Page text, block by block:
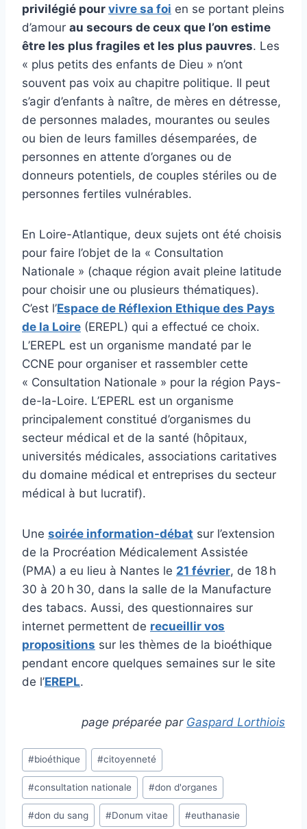
privilégié pour vivre sa foi en se portant pleins
d’amour au secours de ceux que l’on estime
être les plus fragiles et les plus pauvres. Les
« plus petits des enfants de Dieu » n’ont
souvent pas voix au chapitre politique. Il peut
s’agir d’enfants à naître, de mères en détresse,
de personnes malades, mourantes ou seules
ou bien de leurs familles désemparées, de
personnes en attente d’organes ou de
donneurs potentiels, de couples stériles ou de
personnes fertiles vulnérables.
En Loire-Atlantique, deux sujets ont été choisis
pour faire l’objet de la « Consultation
Nationale » (chaque région avait pleine latitude
pour choisir une ou plusieurs thématiques).
C’est l’Espace de Réflexion Ethique des Pays
de la Loire (EREPL) qui a effectué ce choix.
L’EREPL est un organisme mandaté par le
CCNE pour organiser et rassembler cette
« Consultation Nationale » pour la région Pays-
de-la-Loire. L’EPERL est un organisme
principalement constitué d’organismes du
secteur médical et de la santé (hôpitaux,
universités médicales, associations caritatives
du domaine médical et entreprises du secteur
médical à but lucratif).
Une soirée information-débat sur l’extension
de la Procréation Médicalement Assistée
(PMA) a eu lieu à Nantes le 21 février, de 18 h
30 à 20 h 30, dans la salle de la Manufacture
des tabacs. Aussi, des questionnaires sur
internet permettent de recueillir vos
propositions sur les thèmes de la bioéthique
pendant encore quelques semaines sur le site
de l’EREPL.
page préparée par Gaspard Lorthiois
Étiquettes
de
la
publication :
#bioéthique #citoyenneté
#consultation nationale #don d'organes
#don du sang #Donum vitae #euthanasie